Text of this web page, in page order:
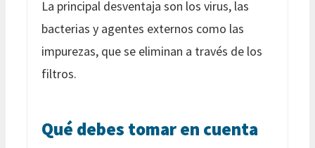
La principal desventaja son los virus, las
bacterias y agentes externos como las
impurezas, que se eliminan a través de los
filtros.
Qué debes tomar en cuenta